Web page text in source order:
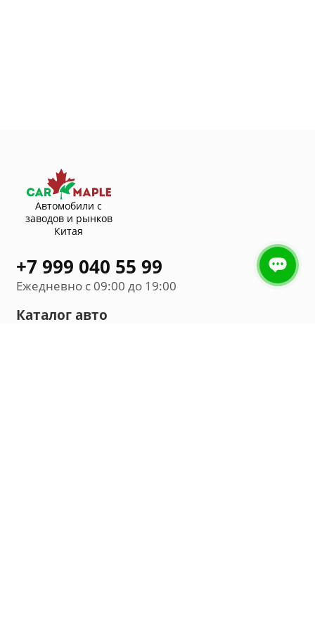
Автомобили с
заводов и рынков
Китая
+7 999 040 55 99
Ежедневно с 09:00 до 19:00
Каталог авто